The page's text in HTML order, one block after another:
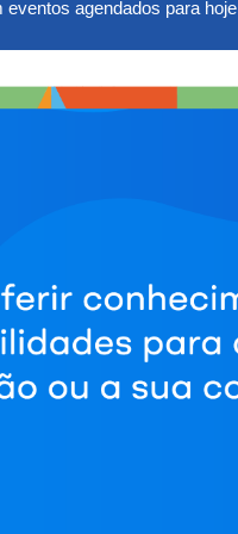
eventos agendados para hoje